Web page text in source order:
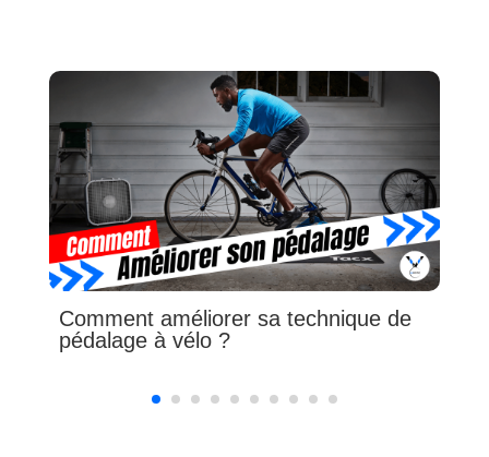
Comment améliorer sa technique de
pédalage à vélo ?